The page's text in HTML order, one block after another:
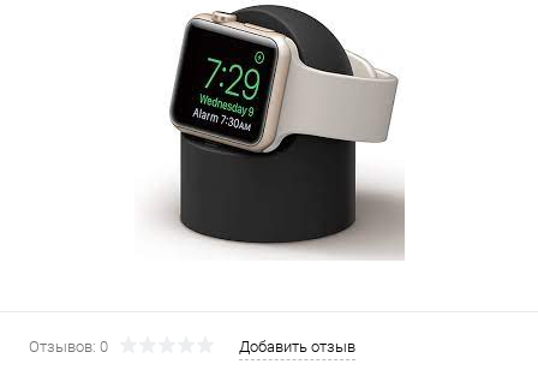
Отзывов: 0 Добавить отзыв